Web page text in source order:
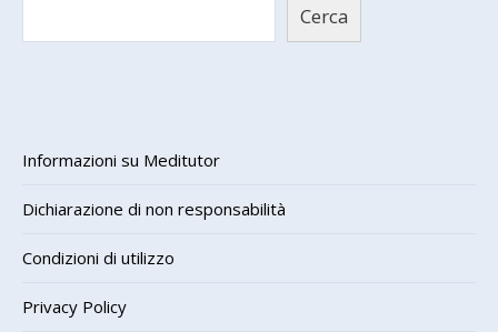
Cerca
Informazioni su Meditutor
Dichiarazione di non responsabilità
Condizioni di utilizzo
Privacy Policy